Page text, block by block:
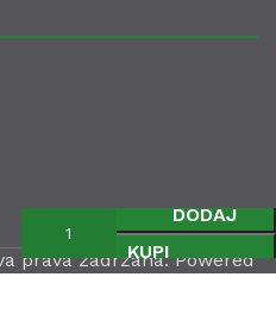
prava zadržana. Powered
DODAJ
KUPI